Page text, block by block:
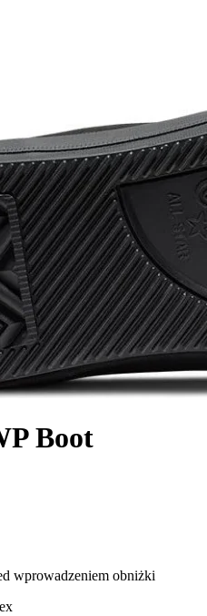
Boot
wprowadzeniem obniżki